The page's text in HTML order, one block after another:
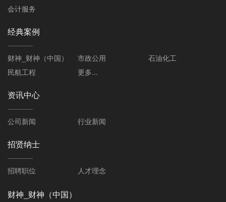
会计服务
经典案例
财神_财神（中国） 市政公用
石油化工
民航工程
更多...
资讯中心
公司新闻 行业新闻
招贤纳士
招聘职位 人才理念
财神_财神（中国）